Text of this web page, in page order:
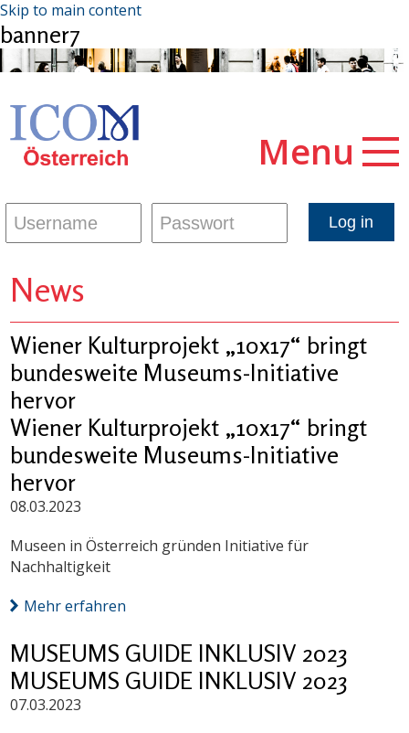
Skip to main content
banner7
Menu
News
Wiener Kulturprojekt „10x17“ bringt
bundesweite Museums-Initiative
hervor
Wiener Kulturprojekt „10x17“ bringt
bundesweite Museums-Initiative
hervor
08.03.2023
Museen in Österreich gründen Initiative für
Nachhaltigkeit
Mehr erfahren
MUSEUMS GUIDE INKLUSIV 2023
MUSEUMS GUIDE INKLUSIV 2023
07.03.2023